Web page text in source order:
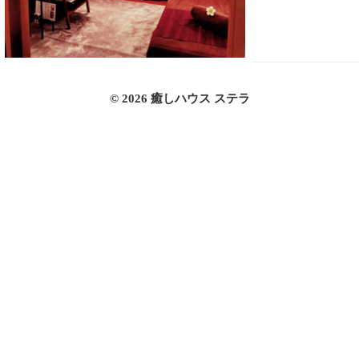
© 2026 癒しハウス ステラ